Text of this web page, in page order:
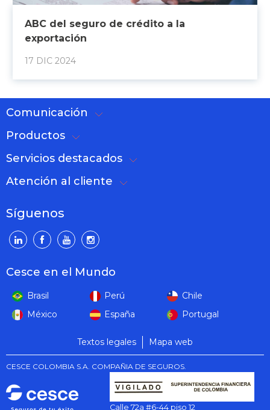
ABC del seguro de crédito a la
exportación
17 DIC 2024
Comunicación
Productos
Servicios destacados
Atención al cliente
Síguenos
Cesce en el Mundo
Brasil Perú
Chile
México
España Portugal
Textos legales Mapa web
Calle 72a #6-44 piso 12
CESCE COLOMBIA S.A. COMPAÑIA DE SEGUROS.